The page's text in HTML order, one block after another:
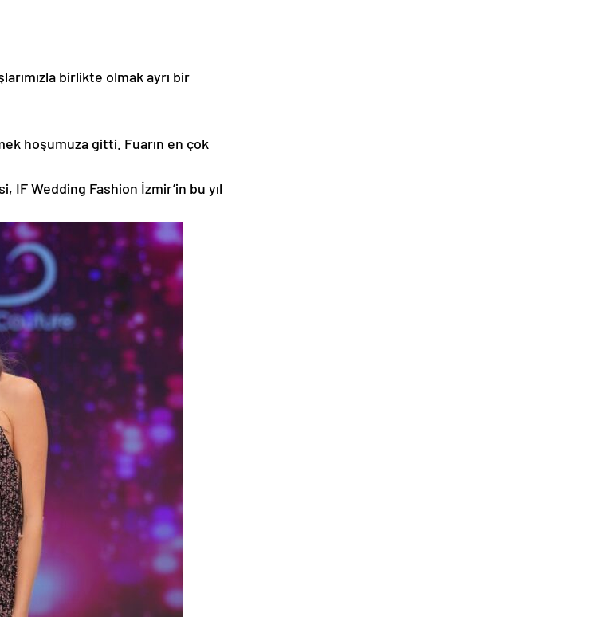
birlikte olmak ayrı bir
hoşumuza gitti. Fuarın en çok
IF Wedding Fashion İzmir’in bu yıl